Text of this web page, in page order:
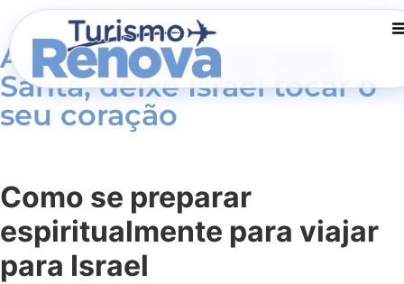
Antes de pisar na Terra
Santa, deixe Israel tocar o
seu coração
Como se preparar
espiritualmente para viajar
para Israel